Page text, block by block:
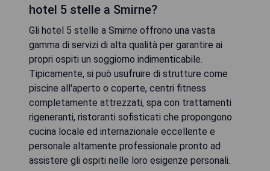
hotel 5 stelle a Smirne?
Gli hotel 5 stelle a Smirne offrono una vasta
gamma di servizi di alta qualità per garantire ai
propri ospiti un soggiorno indimenticabile.
Tipicamente, si può usufruire di strutture come
piscine all'aperto o coperte, centri fitness
completamente attrezzati, spa con trattamenti
rigeneranti, ristoranti sofisticati che propongono
cucina locale ed internazionale eccellente e
personale altamente professionale pronto ad
assistere gli ospiti nelle loro esigenze personali.